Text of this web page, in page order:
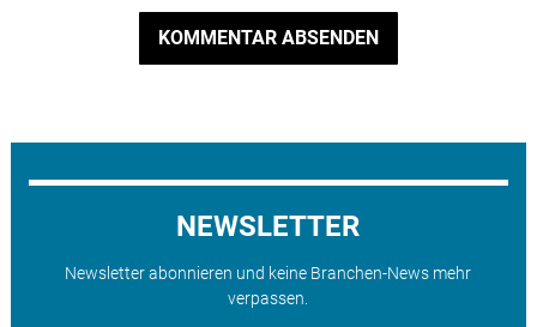
KOMMENTAR ABSENDEN
NEWSLETTER
Newsletter abonnieren und keine Branchen-News mehr
verpassen.